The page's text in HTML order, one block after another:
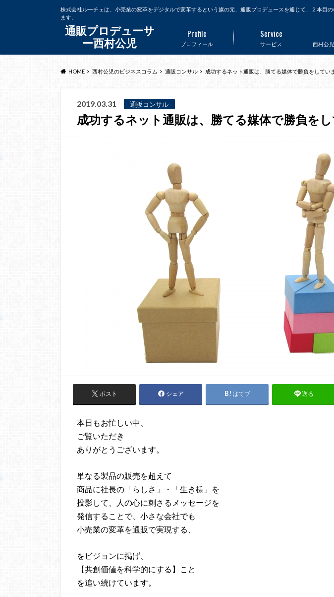
通販プロデューサ
ー西村公児
株式会社ルーチェは、小売業の変革をデジタルで変革するという旗の元、通販プロデュースを通じて、２本
ます。
プロフィール
Profile
サービス
Service
西村公
HOME 西村公児のビジネスコラム 通販コンサル 成功するネット通販は、勝てる媒体で勝負をしてい
2019.03.31 通販コンサル
成功するネット通販は、勝てる媒体で勝負を
ポスト シェア はてブ 送る
本日もお忙しい中、
ご覧いただき
ありがとうございます。
単なる製品の販売を超えて
商品に社長の「らしさ」・「生き様」を
投影して、人の心に刺さるメッセージを
発信することで、小さな会社でも
小売業の変革を通販で実現する、
をビジョンに掲げ、
【共創価値を科学的にする】こと
を追い続けています。